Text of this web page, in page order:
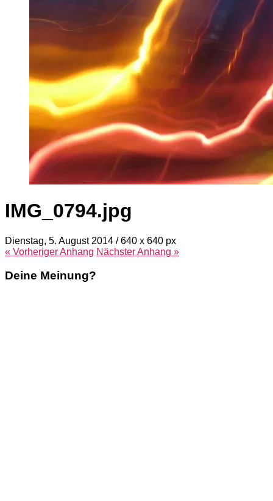
IMG_0794.jpg
Dienstag, 5. August 2014 /640 x 640 px
« VorherigerAnhang NächsterAnhang »
Deine Meinung?